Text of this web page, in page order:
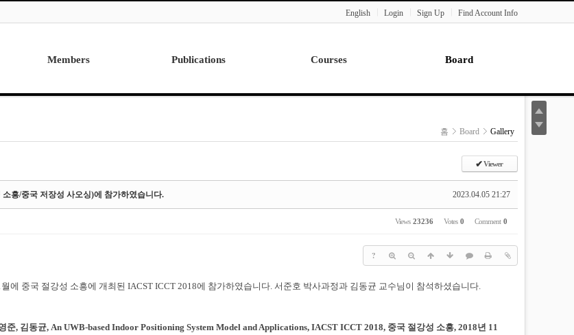
English
Login Sign Up Find Account Info
Members
Alumni
Publications Courses Board
Paper Readings
홈 Board Gallery
✔ Viewer
2023.04.05 21:27
흥/중국 저장성 사오싱)에 참가하였습니다.
Views 23236 Votes 0 Comment 0
?
에 중국 절강성 소흥에 개최된 IACST ICCT 2018에 참가하였습니다. 서준호 박사과정과 김동균 교수님이 참석하셨습니다.
준, 김동균, An UWB-based Indoor Positioning System Model and Applications, IACST ICCT 2018, 중국 절강성 소흥, 2018년 11